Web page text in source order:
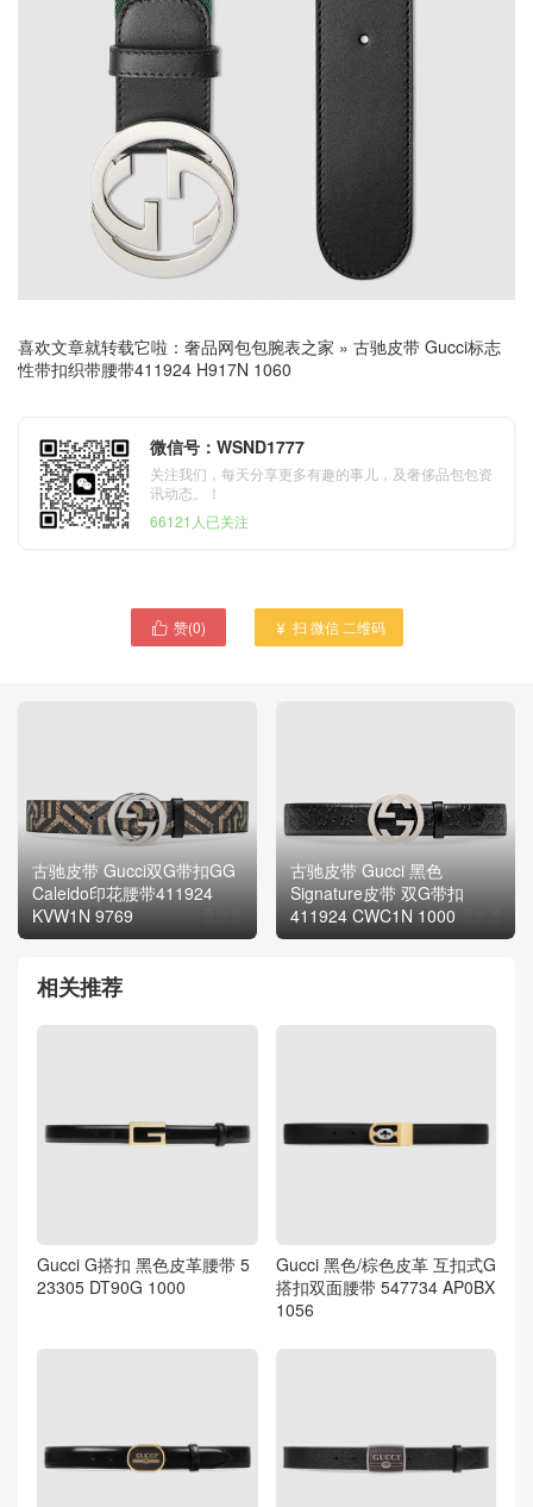
喜欢文章就转载它啦： 奢品网包包腕表之家 » 古驰皮带 Gucci标志
性带扣织带腰带411924 H917N 1060
微信号：WSND1777
关注我们，每天分享更多有趣的事儿，及奢侈品包包资
讯动态。！
66121人已关注
 赞(0)  扫 微信 二维码
古驰皮带 Gucci双G带扣GG
Caleido印花腰带411924
KVW1N 9769
古驰皮带 Gucci 黑色
Signature皮带 双G带扣
411924 CWC1N 1000
相关推荐
Gucci G搭扣 黑色皮革腰带 5
23305 DT90G 1000
Gucci 黑色/棕色皮革 互扣式G
搭扣双面腰带 547734 AP0BX
1056